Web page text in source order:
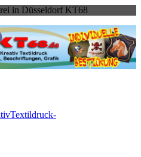
in Düsseldorf KT68